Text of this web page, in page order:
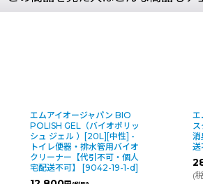
エムアイオージャパン BIO
POLISH GEL（バイオポリッ
シュ ジェル ）[20L][中性] -
トイレ便器・排水管用バイオ
クリーナー【代引不可・個人
宅配送不可】
[9042-19-1-d]
エ
消
送
(